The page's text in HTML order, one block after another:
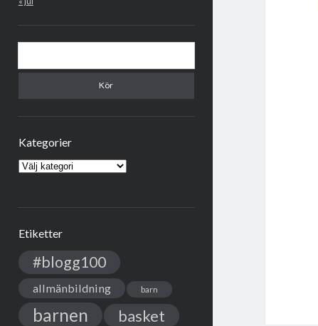
Kategorier
Kategorier
Etiketter
#blogg100
allmänbildning barn
barnen basket